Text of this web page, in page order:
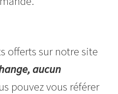
offerts sur notre site
aucun
pouvez vous référer